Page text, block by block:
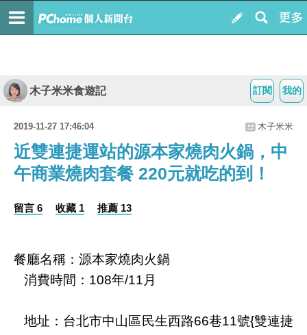
我的
訂閱
木子米米食遊記
2019-11-27 17:46:04 木子米米
近雙連捷運站的源本家燒肉火鍋，中
午商業燒肉套餐 220元就吃的到！
留言 6 收藏 1 推薦 13
餐廳名稱：源本家燒肉火鍋
消費時間：108年/11月
地址：台北市中山區民生西路66巷11號{雙連捷